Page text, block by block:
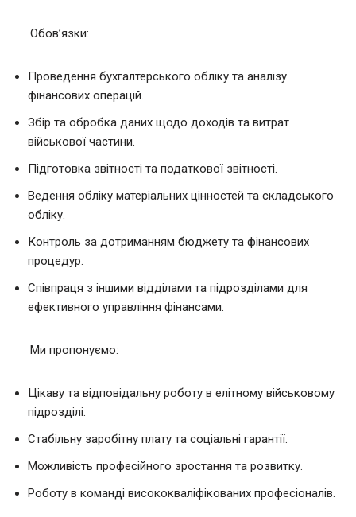
Обов’язки:
Проведення бухгалтерського обліку та аналізу
фінансових операцій.
Збір та обробка даних щодо доходів та витрат
військової частини.
Підготовка звітності та податкової звітності.
Ведення обліку матеріальних цінностей та складського
обліку.
Контроль за дотриманням бюджету та фінансових
процедур.
Співпраця з іншими відділами та підрозділами для
ефективного управління фінансами.
Ми пропонуємо:
Цікаву та відповідальну роботу в елітному військовому
підрозділі.
Стабільну заробітну плату та соціальні гарантії.
Можливість професійного зростання та розвитку.
Роботу в команді висококваліфікованих професіоналів.